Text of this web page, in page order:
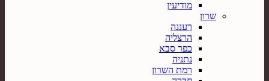
מודיעין
שרון
רעננה
הרצליה
כפר סבא
נתניה
רמת השרון